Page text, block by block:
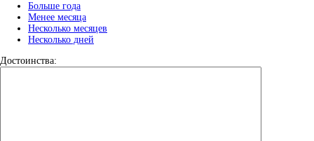
Больше года
Менее месяца
Несколько месяцев
Несколько дней
Достоинства: